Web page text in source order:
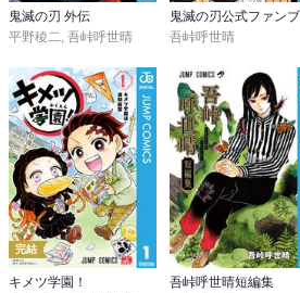
鬼滅の刃 外伝
平野稜二, 吾峠呼世晴
吾峠呼世晴
完結
キメツ学園！
吾峠呼世晴短編集